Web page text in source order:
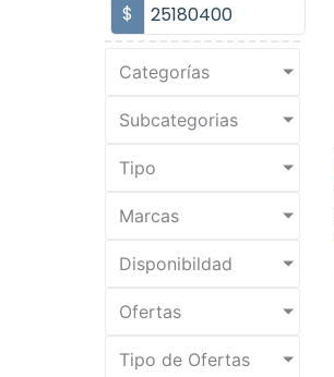
$
Categorías
Subcategorias
Tipo
Marcas
Disponibildad
Ofertas
Tipo de Ofertas